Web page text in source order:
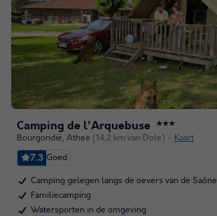
Camping de l'Arquebuse ★★★
Bourgondië, Athee (14,2 km van Dole) Kaart
7.3 Goed
Camping gelegen langs de oevers van de Saône
Familiecamping
Watersporten in de omgeving